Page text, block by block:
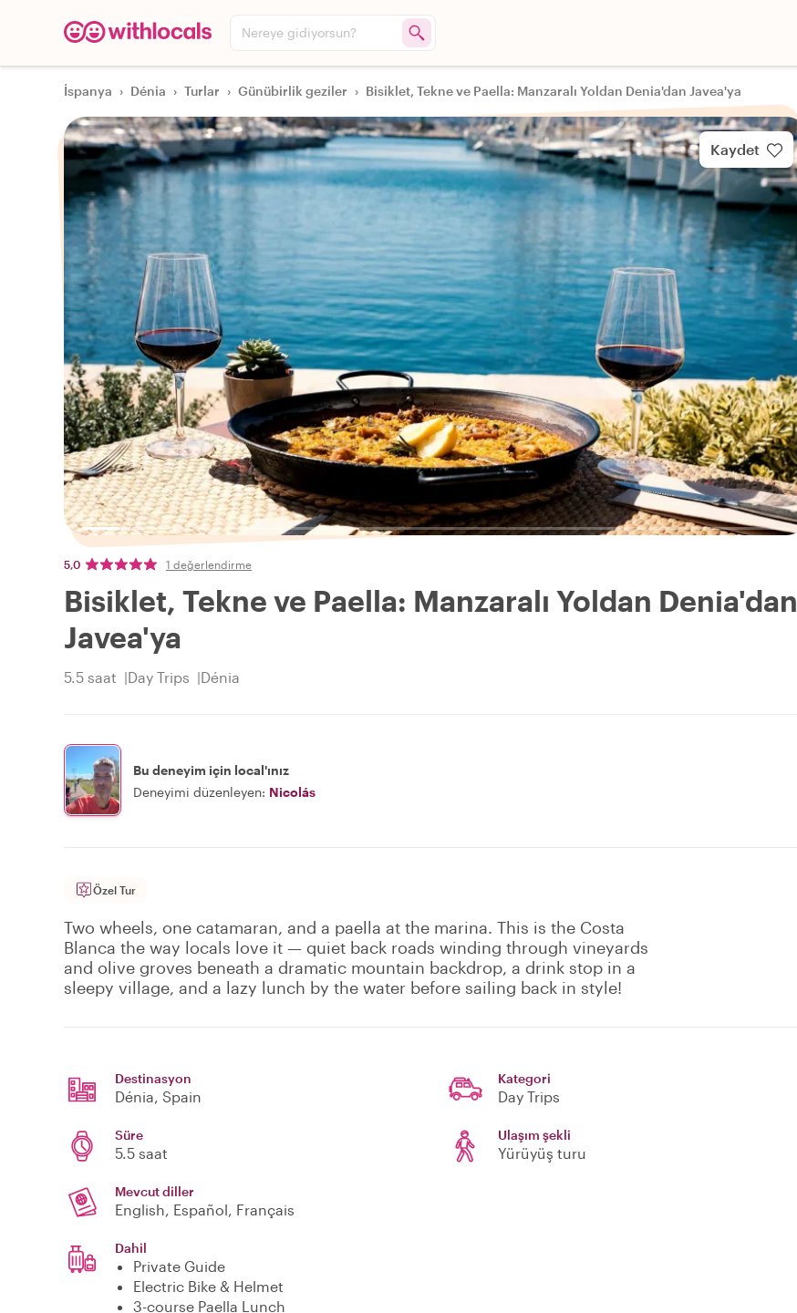
Nereye gidiyorsun?
İspanya › Dénia › Turlar › Günübirlik geziler › Bisiklet, Tekne ve Paella: Manzaralı Yoldan Denia'dan Javea'ya
Kaydet
5,0 1 değerlendirme
Bisiklet, Tekne ve Paella: Manzaralı Yoldan Denia'dan
Javea'ya
5.5 saat Day Trips Dénia
Bu deneyim için local'ınız
Deneyimi düzenleyen: Nicolás
Özel Tur
Two wheels, one catamaran, and a paella at the marina. This is the Costa
Blanca the way locals love it — quiet back roads winding through vineyards
and olive groves beneath a dramatic mountain backdrop, a drink stop in a
sleepy village, and a lazy lunch by the water before sailing back in style!
Destinasyon
Dénia, Spain
Kategori
Day Trips
Süre
5.5 saat
Ulaşım şekli
Yürüyüş turu
Mevcut diller
English, Español, Français
Dahil
Private Guide
Electric Bike & Helmet
3-course Paella Lunch